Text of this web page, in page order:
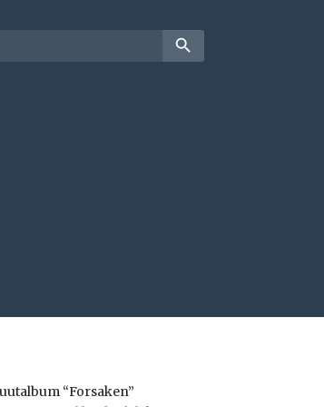
search
“Forsaken”